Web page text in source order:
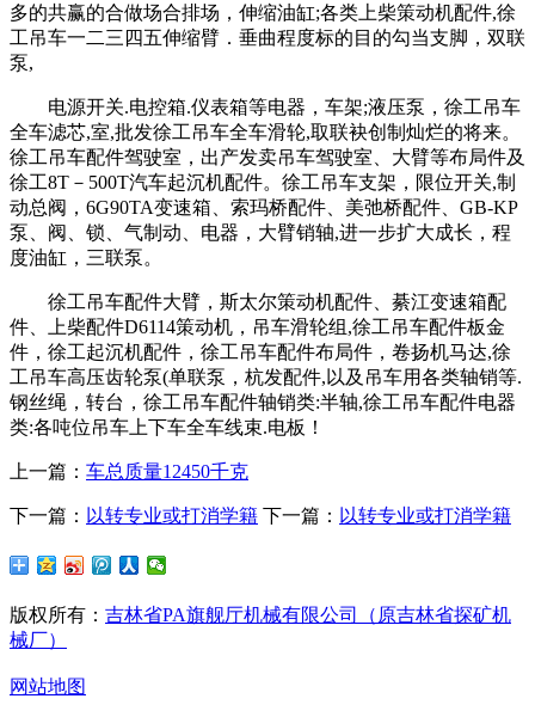
多的共赢的合做场合排场，伸缩油缸;各类上柴策动机配件,徐
工吊车一二三四五伸缩臂．垂曲程度标的目的勾当支脚，双联
泵,
电源开关.电控箱.仪表箱等电器，车架;液压泵，徐工吊车
全车滤芯,室,批发徐工吊车全车滑轮,取联袂创制灿烂的将来。
徐工吊车配件驾驶室，出产发卖吊车驾驶室、大臂等布局件及
徐工8T－500T汽车起沉机配件。徐工吊车支架，限位开关,制
动总阀，6G90TA变速箱、索玛桥配件、美弛桥配件、GB-KP
泵、阀、锁、气制动、电器，大臂销轴,进一步扩大成长，程
度油缸，三联泵。
徐工吊车配件大臂，斯太尔策动机配件、綦江变速箱配
件、上柴配件D6114策动机，吊车滑轮组,徐工吊车配件板金
件，徐工起沉机配件，徐工吊车配件布局件，卷扬机马达,徐
工吊车高压齿轮泵(单联泵，杭发配件,以及吊车用各类轴销等.
钢丝绳，转台，徐工吊车配件轴销类:半轴,徐工吊车配件电器
类:各吨位吊车上下车全车线束.电板！
上一篇： 车总质量12450千克
下一篇： 以转专业或打消学籍 下一篇： 以转专业或打消学籍
版权所有： 吉林省PA旗舰厅机械有限公司（原吉林省探矿机
械厂）
网站地图